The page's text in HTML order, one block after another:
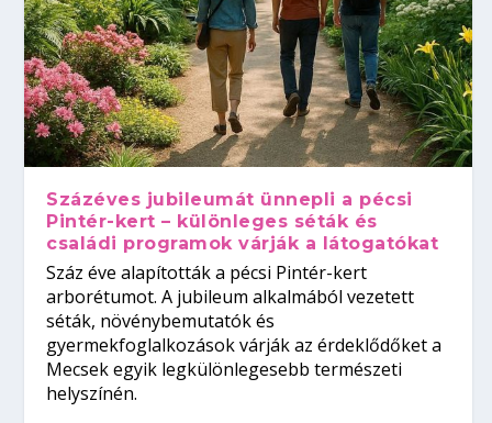
Százéves jubileumát ünnepli a pécsi
Pintér-kert – különleges séták és
családi programok várják a látogatókat
Száz éve alapították a pécsi Pintér-kert
arborétumot. A jubileum alkalmából vezetett
séták, növénybemutatók és
gyermekfoglalkozások várják az érdeklődőket a
Mecsek egyik legkülönlegesebb természeti
helyszínén.